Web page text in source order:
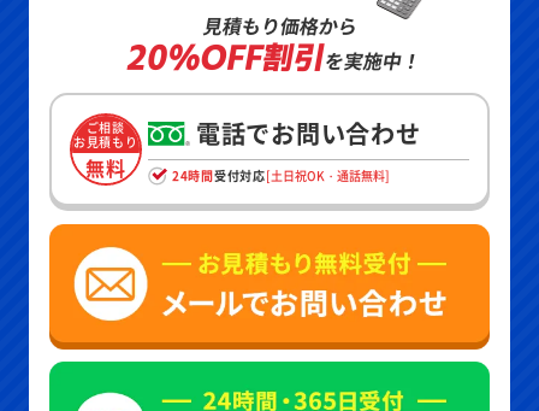
見積もり価格から
20%OFF割引を実施中！
ご相談
お見積もり
無料
電話でお問い合わせ
24時間受付対応[土日祝OK・通話無料]